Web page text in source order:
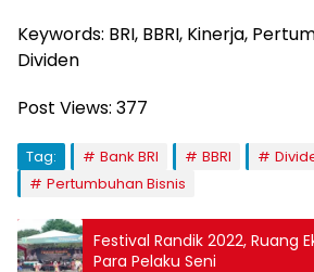
Keywords: BRI, BBRI, Kinerja,
Dividen
Post Views: 377
Tag: Bank BRI BBRI
Pertumbuhan Bisnis
Festival Randik 2022, Ruang
Para Pelaku Seni